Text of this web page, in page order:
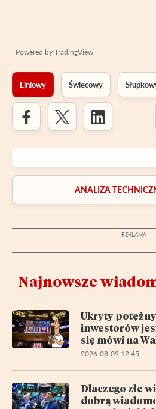
Powered by TradingView
Liniowy Świecowy
ANALIZA
Najnowsze
Ukryty
inwestorów
się mówi na
2026-08-09 12:45
Dlaczego złe
dobrą